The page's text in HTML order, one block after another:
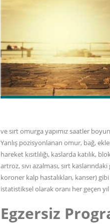
ve sırt omurga yapımız saatler
Yanlış pozisyonlanan omur, bağ,
hareket kısıtlılığı, kaslarda katılık,
artroz, sıvı azalması, sırt
koroner kalp hastalıkları, kanser)
istatistiksel olarak oranı her geçen
Egzersiz